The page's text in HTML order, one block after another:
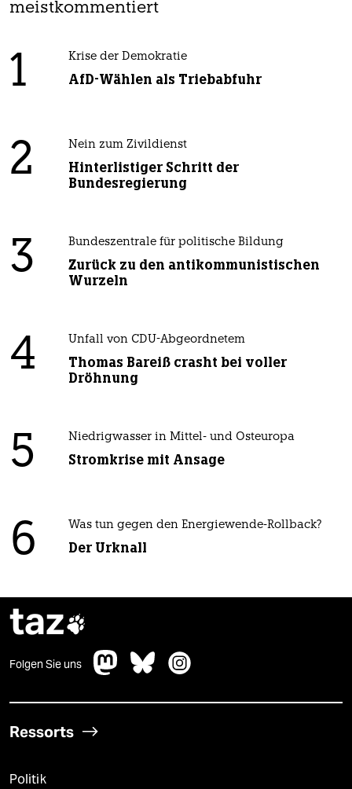
meistkommentiert
1 Krise der Demokratie
AfD-Wählen als Triebabfuhr
2 Nein zum Zivildienst
Hinterlistiger Schritt der
Bundesregierung
3 Bundeszentrale für politische Bildung
Zurück zu den antikommunistischen
Wurzeln
4 Unfall von CDU-Abgeordnetem
Thomas Bareiß crasht bei voller
Dröhnung
5 Niedrigwasser in Mittel- und Osteuropa
Stromkrise mit Ansage
6 Was tun gegen den Energiewende-Rollback?
Der Urknall
taz
Folgen Sie uns
Ressorts
Politik